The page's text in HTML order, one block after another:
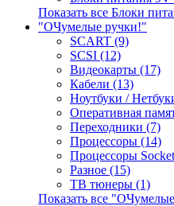
Показать все Блоки
"ОЧумелые ручки!"
SCART (9)
SCSI (12)
Видеокарты (17)
Кабели (13)
Ноутбуки /
Оперативная
Переходники (7)
Процессоры (14)
Процессоры
Разное (15)
ТВ тюнеры (1)
Показать все